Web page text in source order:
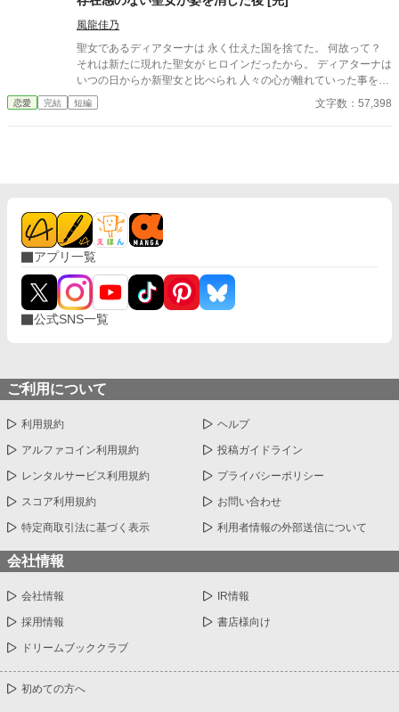
ものの、多くの犠牲を出してしまった。 ユリアナはその責任を押
し付けられ、大聖女の称号を剥奪される。リッドからの婚約破棄
に加え、王都からの追放を命じられた。 それから一年。ユリアナ
はユーリと名を改め、顔を隠し、新たな職に就いていた。
風龍佳乃
聖女であるディアターナは 永く仕えた国を捨てた。 何故って？
それは新たに現れた聖女が ヒロインだったから。 ディアターナは
いつの日からか新聖女と比べられ 人々の心が離れていった事を悟
った。 もう私の役目は終わったわ… 神託を受けたディアターナは
手紙を残して消えた。 残された国は天災に見舞われ てしまった。
恋愛 完結 短編 文字数：57,398
アプリ一覧
公式SNS一覧
ご利用について
利用規約 ヘルプ
アルファコイン利用規約 投稿ガイドライン
レンタルサービス利用規約 プライバシーポリシー
スコア利用規約 お問い合わせ
特定商取引法に基づく表示 利用者情報の外部送信について
会社情報
会社情報 IR情報
採用情報 書店様向け
ドリームブッククラブ
初めての方へ